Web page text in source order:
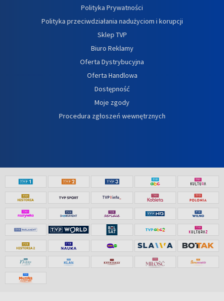
Polityka Prywatności
Polityka przeciwdziałania nadużyciom i korupcji
Sklep TVP
Biuro Reklamy
Oferta Dystrybucyjna
Oferta Handlowa
Dostępność
Moje zgody
Procedura zgłoszeń wewnętrznych